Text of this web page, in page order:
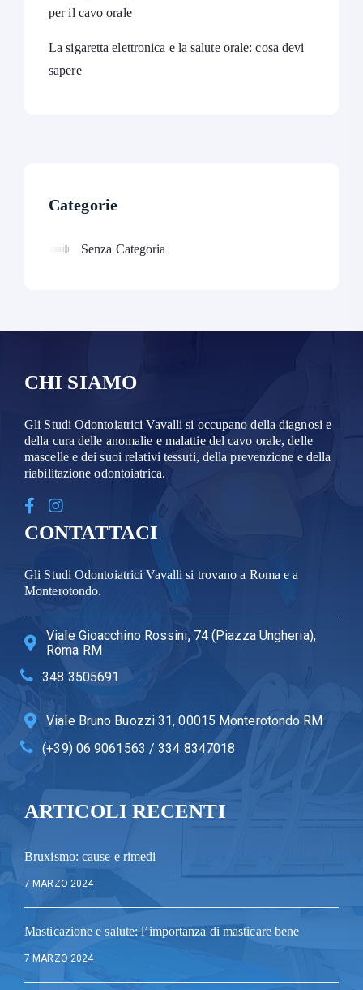
per il cavo orale
La sigaretta elettronica e la salute orale: cosa devi
sapere
Categorie
Senza Categoria
CHI SIAMO
Gli Studi Odontoiatrici Vavalli si occupano della diagnosi e
della cura delle anomalie e malattie del cavo orale, delle
mascelle e dei suoi relativi tessuti, della prevenzione e della
riabilitazione odontoiatrica.
CONTATTACI
Gli Studi Odontoiatrici Vavalli si trovano a Roma e a
Monterotondo.
Viale Gioacchino Rossini, 74 (Piazza Ungheria),
Roma RM
348 3505691
Viale Bruno Buozzi 31, 00015 Monterotondo RM
(+39) 06 9061563 / 334 8347018
ARTICOLI RECENTI
Bruxismo: cause e rimedi
7 MARZO 2024
Masticazione e salute: l’importanza di masticare bene
7 MARZO 2024